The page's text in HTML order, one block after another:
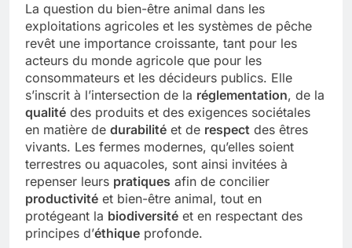
La question du bien-être animal dans les
exploitations agricoles et les systèmes de pêche
revêt une importance croissante, tant pour les
acteurs du monde agricole que pour les
consommateurs et les décideurs publics. Elle
s’inscrit à l’intersection de la réglementation, de la
qualité des produits et des exigences sociétales
en matière de durabilité et de respect des êtres
vivants. Les fermes modernes, qu’elles soient
terrestres ou aquacoles, sont ainsi invitées à
repenser leurs pratiques afin de concilier
productivité et bien-être animal, tout en
protégeant la biodiversité et en respectant des
principes d’éthique profonde.